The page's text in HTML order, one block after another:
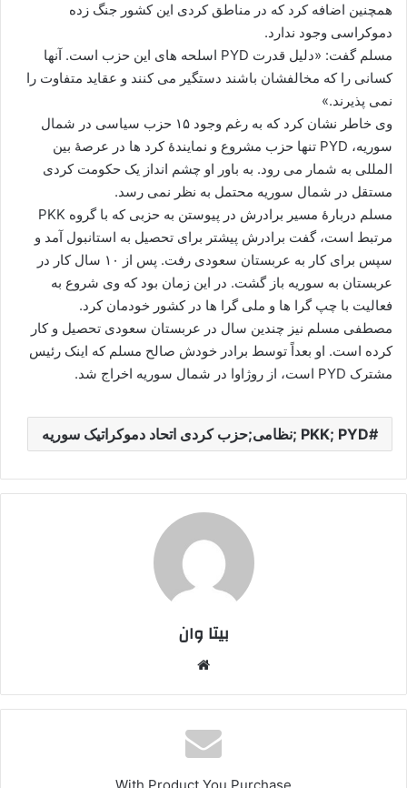
همچنین اضافه کرد که در مناطق کردی این کشور جنگ زده
دموکراسی وجود ندارد.
مسلم گفت: «دلیل قدرت PYD اسلحه های این حزب است. آنها
کسانی را که مخالفشان باشند دستگیر می کنند و عقاید متفاوت را
نمی پذیرند.»
وی خاطر نشان کرد که به رغم وجود ۱۵ حزب سیاسی در شمال
سوریه، PYD تنها حزب مشروع و نمایندۀ کرد ها در عرصۀ بین
المللی به شمار می رود. به باور او چشم انداز یک حکومت کردی
مستقل در شمال سوریه محتمل به نظر نمی رسد.
مسلم دربارۀ مسیر برادرش در پیوستن به حزبی که با گروه PKK
مرتبط است، گفت برادرش پیشتر برای تحصیل به استانبول آمد و
سپس برای کار به عربستان سعودی رفت. پس از ۱۰ سال کار در
عربستان به سوریه باز گشت. در این زمان بود که وی شروع به
فعالیت با چپ گرا ها و ملی گرا ها در کشور خودمان کرد.
مصطفی مسلم نیز چندین سال در عربستان سعودی تحصیل و کار
کرده است. او بعداً توسط برادر خودش صالح مسلم که اینک رئیس
مشترک PYD است، از روژاوا در شمال سوریه اخراج شد.
PKK; PYD ;نظامی;حزب کردی اتحاد دموکراتیک سوریه
بیتا وان